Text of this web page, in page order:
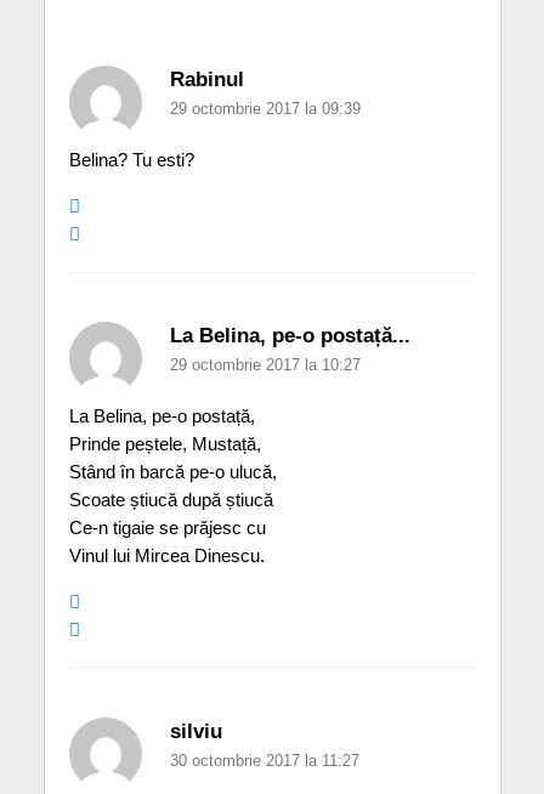
Rabinul
29 octombrie 2017 la 09:39
Belina? Tu esti?
La Belina, pe-o postață...
29 octombrie 2017 la 10:27
La Belina, pe-o postață,
Prinde peștele, Mustață,
Stând în barcă pe-o ulucă,
Scoate știucă după știucă
Ce-n tigaie se prăjesc cu
Vinul lui Mircea Dinescu.
silviu
30 octombrie 2017 la 11:27